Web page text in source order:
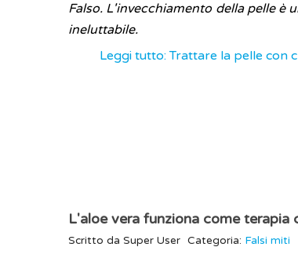
Falso. L'invecchiamento della pelle è
ineluttabile.
Leggi tutto: Trattare la pelle con
L'aloe vera funziona come terapia
Scritto da Super User Categoria: Falsi miti